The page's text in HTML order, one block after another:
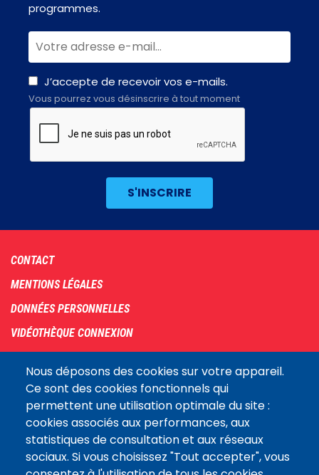
Nous déposons des cookies sur votre appareil.
Ce sont des cookies fonctionnels qui
permettent une utilisation optimale du site :
cookies associés aux performances, aux
statistiques de consultation et aux réseaux
sociaux. Si vous choisissez "Tout accepter", vous
programmes.
J’accepte de recevoir vos e-mails.
Vous pourrez vous désinscrire à tout moment
Footer
menu
CONTACT
MENTIONS LÉGALES
DONNÉES PERSONNELLES
VIDÉOTHÈQUE CONNEXION
ARCHIVES
COOKIES
Assemblée
nationaleLE SITE DE L’ASSEMBLÉE NATIONALE